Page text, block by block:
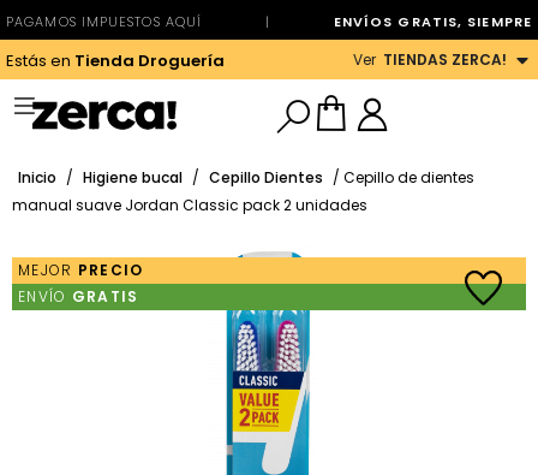
PAGAMOS IMPUESTOS AQUÍ | ENVÍOS GRATIS, SIEMPRE
Estás en Tienda Droguería Ver TIENDAS ZERCA!
Inicio / Higiene bucal / Cepillo Dientes / Cepillo de dientes
manual suave Jordan Classic pack 2 unidades
MEJOR PRECIO
ENVÍO GRATIS